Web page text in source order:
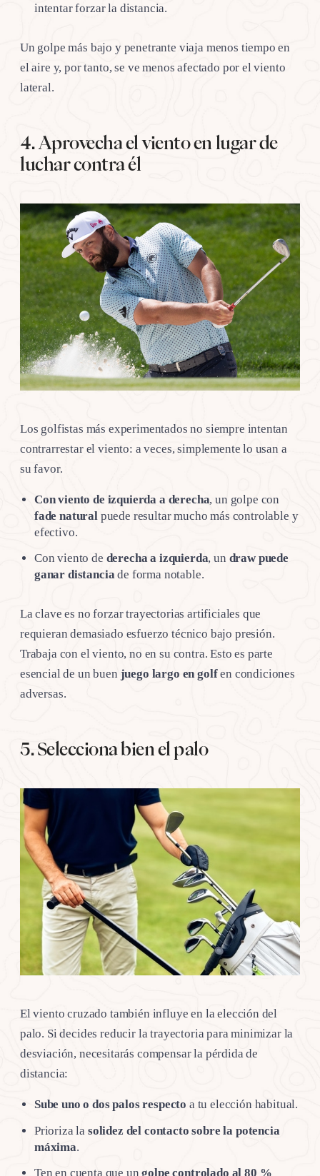
intentar forzar la distancia.
Un golpe más bajo y penetrante viaja menos tiempo en
el aire y, por tanto, se ve menos afectado por el viento
lateral.
4. Aprovecha el viento en lugar de
luchar contra él
Los golfistas más experimentados no siempre intentan
contrarrestar el viento: a veces, simplemente lo usan a
su favor.
Con viento de izquierda a derecha, un golpe con
fade natural puede resultar mucho más controlable y
efectivo.
Con viento de derecha a izquierda, un draw puede
ganar distanciade forma notable.
La clave es no forzar trayectorias artificiales que
requieran demasiado esfuerzo técnico bajo presión.
Trabaja con el viento, no en su contra. Esto es parte
esencial de un buen juego largo en golfen condiciones
adversas.
5. Selecciona bien el palo
El viento cruzado también influye en la elección del
palo. Si decides reducir la trayectoria para minimizar la
desviación, necesitarás compensar la pérdida de
distancia:
Sube uno o dos palos respecto a tu elección habitual.
Prioriza la solidez del contacto sobre la potencia
máxima.
Ten en cuenta que ungolpe controlado al 80 %